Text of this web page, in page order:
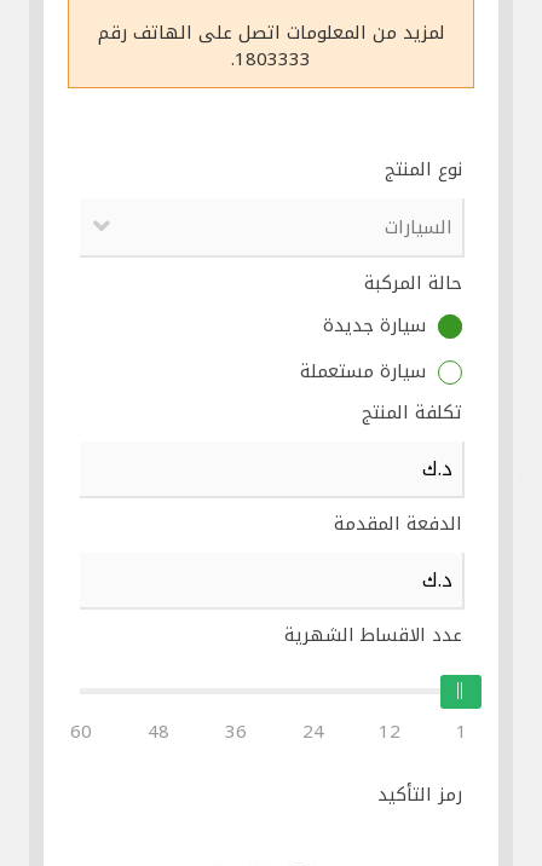
مواقع الفروع وأجهزة الصرف الآلي
ألمانيا
تركيا
ماليزيا
مصر
المملكة المتحدة
مملكة البحرين
لمزيد من المعلومات اتصل على الهاتف رقم
1803333.
نوع المنتج
حالة المركبة
سيارة جديدة
سيارة مستعملة
تكلفة المنتج
الدفعة المقدمة
عدد الاقساط الشهرية
1
12
24
36
48
60
رمز التأكيد